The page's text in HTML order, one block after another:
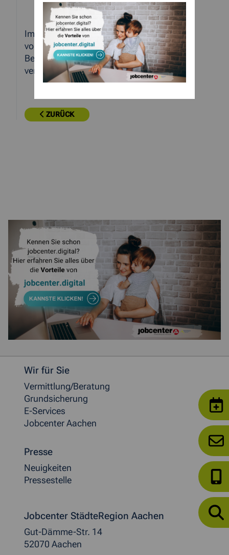
Im StädteRegionsgebiet gibt es nach den
vorläufigen Daten nun insgesamt 26.090
Bedarfsgemeinschaften, im September
verzeichnete die ARGE noch 308 mehr.
ZURÜCK
Weitere allgemeine Informationen
Wir für Sie
Vermittlung/Beratung
Grundsicherung
E-Services
Jobcenter Aachen
Presse
Neuigkeiten
Pressestelle
Jobcenter StädteRegion Aachen
Gut-Dämme-Str. 14
52070 Aachen